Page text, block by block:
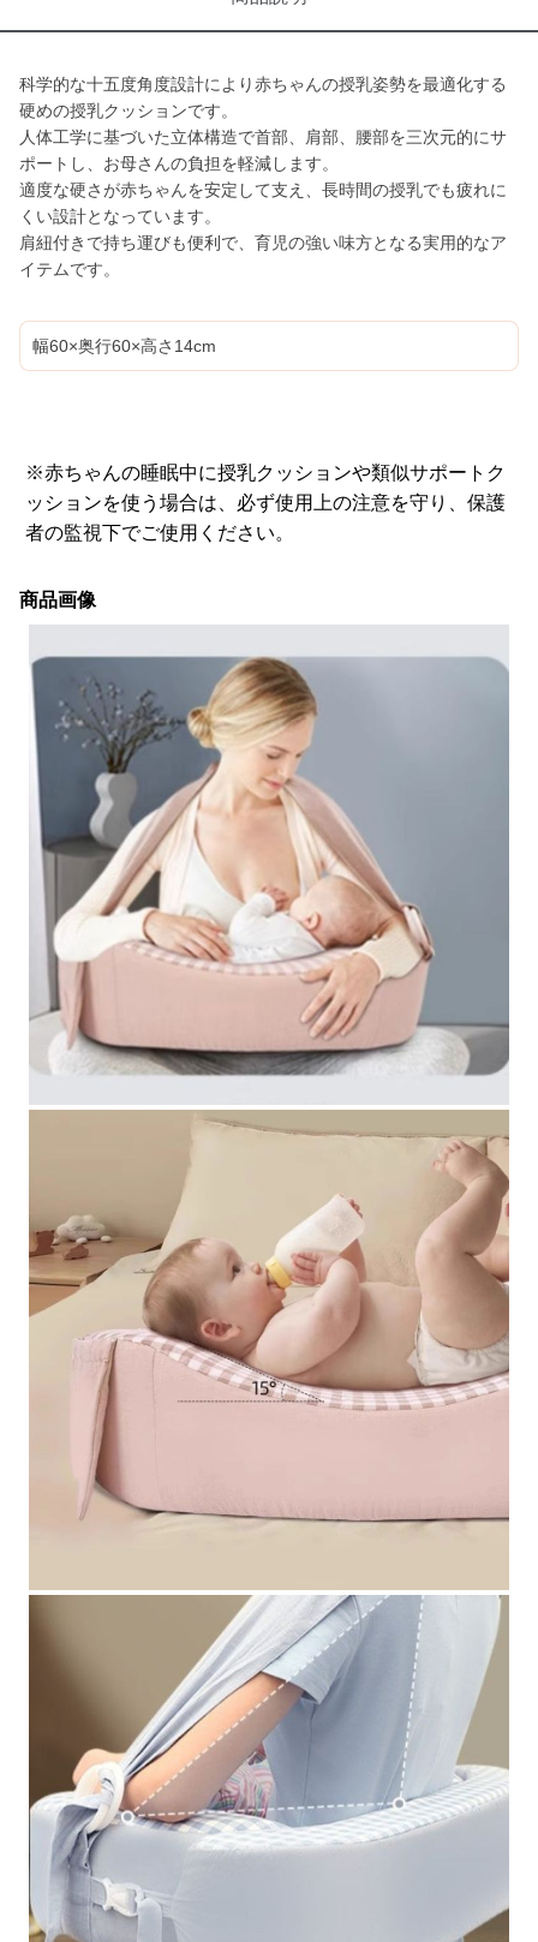
科学的な十五度角度設計により赤ちゃんの授乳姿勢を最適化する
硬めの授乳クッションです。
人体工学に基づいた立体構造で首部、肩部、腰部を三次元的にサ
ポートし、お母さんの負担を軽減します。
適度な硬さが赤ちゃんを安定して支え、長時間の授乳でも疲れに
くい設計となっています。
肩紐付きで持ち運びも便利で、育児の強い味方となる実用的なア
イテムです。
幅60×奥行60×高さ14cm
※赤ちゃんの睡眠中に授乳クッションや類似サポートク
ッションを使う場合は、必ず使用上の注意を守り、保護
者の監視下でご使用ください。
商品画像